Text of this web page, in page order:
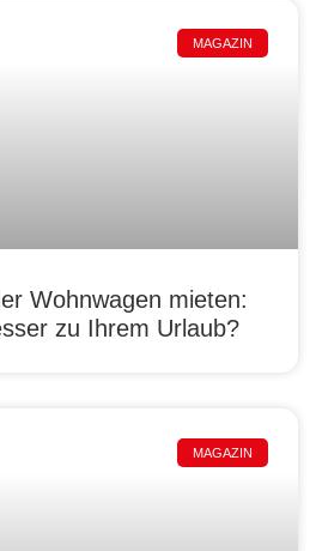
MAGAZIN
Wohnwagen mieten:
zu Ihrem Urlaub?
MAGAZIN